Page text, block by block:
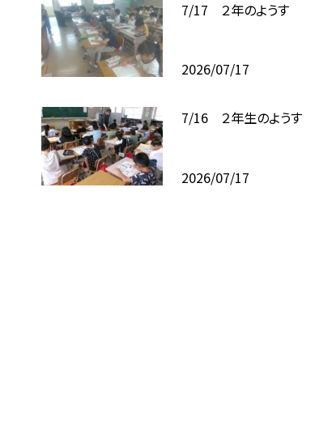
7/17 ２年のようす
2026/07/17
7/16 ２年生のようす
2026/07/17